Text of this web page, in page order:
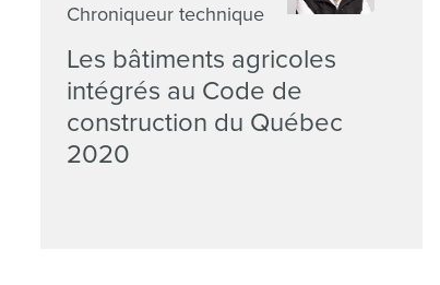
Chroniqueur technique
Les bâtiments agricoles
intégrés au Code de
construction du Québec
2020